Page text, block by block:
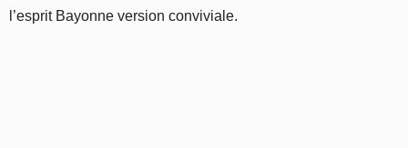
l’esprit Bayonne version conviviale.